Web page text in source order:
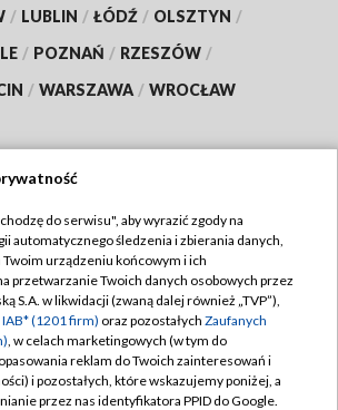
/ LUBLIN / ŁÓDŹ / OLSZTYN /
/ POZNAŃ / RZESZÓW /
/ WARSZAWA / WROCŁAW
TVP
TVP
Cyfrowa
Regulamin TVP
Polityka prywatności
Moje zgody
Pomoc
do serwisu", aby wyrazić zgody na
automatycznego śledzenia i zbierania danych,
urządzeniu końcowym i ich
przetwarzanie Twoich danych osobowych przez
S.A. w likwidacji (zwaną dalej również „TVP”),
(1201 firm) oraz pozostałych Zaufanych
, w celach marketingowych (w tym do
reklam do Twoich zainteresowań i
i pozostałych, które wskazujemy poniżej, a
przez nas identyfikatora PPID do Google.